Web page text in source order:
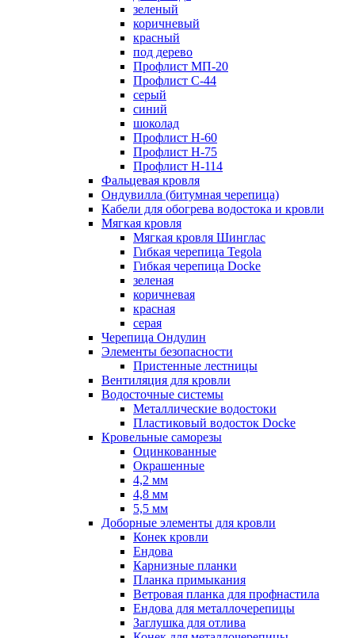
зеленый
коричневый
красный
под дерево
Профлист МП-20
Профлист С-44
серый
синий
шоколад
Профлист Н-60
Профлист Н-75
Профлист H-114
Фальцевая кровля
Ондувилла (битумная черепица)
Кабели для обогрева водостока и кровли
Мягкая кровля
Мягкая кровля Шинглас
Гибкая черепица Tegola
Гибкая черепица Docke
зеленая
коричневая
красная
серая
Черепица Ондулин
Элементы безопасности
Пристенные лестницы
Вентиляция для кровли
Водосточные системы
Металлические водостоки
Пластиковый водосток Docke
Кровельные саморезы
Оцинкованные
Окрашенные
4,2 мм
4,8 мм
5,5 мм
Доборные элементы для кровли
Конек кровли
Ендова
Карнизные планки
Планка примыкания
Ветровая планка для профнастила
Ендова для металлочерепицы
Заглушка для отлива